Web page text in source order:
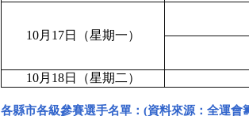
10月17日（星期一）
10月18日（星期二）
各縣市各級參賽選手名單：(資料來源：全運會